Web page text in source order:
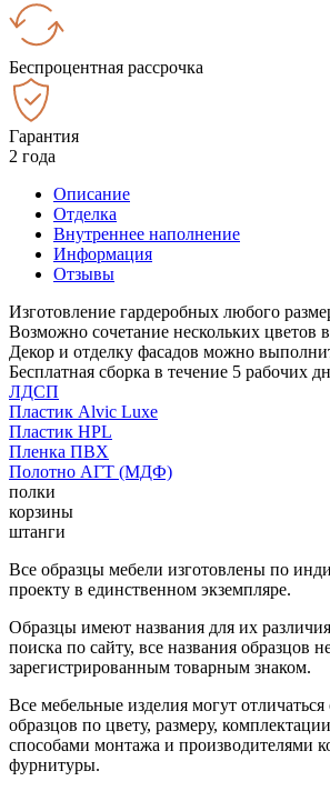
Беспроцентная рассрочка
Гарантия
2 года
Описание
Отделка
Внутреннее наполнение
Информация
Отзывы
Изготовление гардеробных любого
Возможно сочетание нескольких цветов
Декор и отделку фасадов можно
Бесплатная сборка в течение 5 рабочих
ЛДСП
Пластик Alvic Luxe
Пластик HPL
Пленка ПВХ
Полотно АГТ (МДФ)
полки
корзины
штанги
Все образцы мебели изготовлены по
проекту в единственном экземпляре.
Образцы имеют названия для их
поиска по сайту, все названия образцов
зарегистрированным товарным знаком.
Все мебельные изделия могут
образцов по цвету, размеру,
способами монтажа и производителями
фурнитуры.